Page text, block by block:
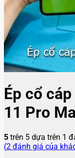
Ép cổ
11 Pro
5 trên 5 dựa trên 1
(2 đánh giá của